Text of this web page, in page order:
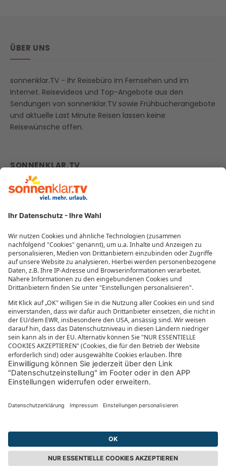
ÜBER UNS
sonnenklar.TV - Ihr Reisebüro im Fernsehen und im
Internet. Reisevideos und Top-Angebote aus den
Sendungen von sonnenklar.TV sowie Frühbucherangebote
und aktuelle Last Minute Reisen lassen keine
Reisewünsche offen.
SONNENKLAR.TV
zur Webseite
Reisegutscheine
Beliebte Reiseziele
Reisebüros
Impressum
Datenschutzübersicht
Informationen zur Barrierefreiheit
MEHR VON SONNENKLAR.TV
Mediathek
sonnenklar.TV Empfangsdaten
sonnenklar.TV Programm
sonnenklar.TV App
sonnenklar.TV Blog
Reiselexikon
© 2026sonnenklar.TV